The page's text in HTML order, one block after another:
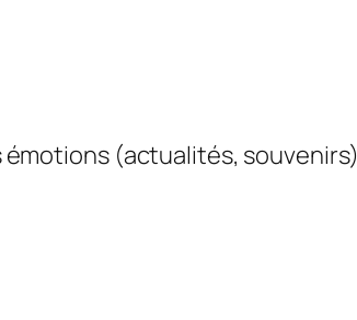
émotions (actualités, souvenirs)